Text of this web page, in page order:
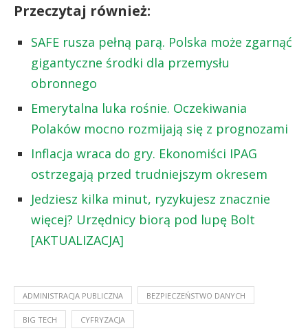
Przeczytaj również:
SAFE rusza pełną parą. Polska może zgarnąć
gigantyczne środki dla przemysłu
obronnego
Emerytalna luka rośnie. Oczekiwania
Polaków mocno rozmijają się z prognozami
Inflacja wraca do gry. Ekonomiści IPAG
ostrzegają przed trudniejszym okresem
Jedziesz kilka minut, ryzykujesz znacznie
więcej? Urzędnicy biorą pod lupę Bolt
[AKTUALIZACJA]
ADMINISTRACJA PUBLICZNA BEZPIECZEŃSTWO DANYCH
BIG TECH CYFRYZACJA